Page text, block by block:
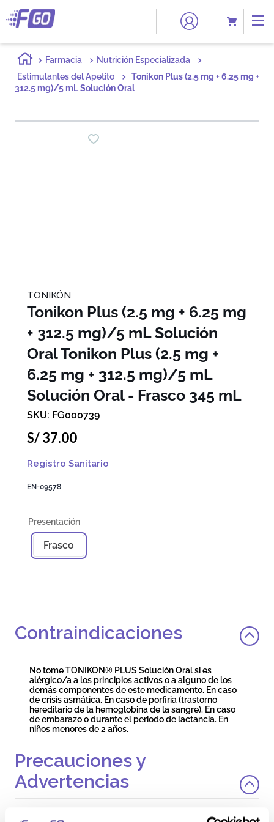
Farmacia
Nutrición Especializada
Estimulantes del Apetito
Tonikon Plus (2.5 mg + 6.25 mg +
312.5 mg)/5 mL Solución Oral
TONIKÓN
Tonikon Plus (2.5 mg + 6.25 mg
+ 312.5 mg)/5 mL Solución
OralTonikon Plus (2.5 mg +
6.25 mg + 312.5 mg)/5 mL
Solución Oral - Frasco 345 mL
FG000739
S/37.00
Registro Sanitario
EN-09578
Frasco
Contraindicaciones
No tome TONIKON® PLUS Solución Oral si es
alérgico/a a los principios activos o a alguno de los
demás componentes de este medicamento. En caso
de crisis asmática. En caso de porfiria (trastorno
hereditario de la hemoglobina de la sangre). En caso
de embarazo o durante el periodo de lactancia. En
niños menores de 2 años.
Precauciones y
Advertencias
Su uso en niños como estimulante del apetito puede